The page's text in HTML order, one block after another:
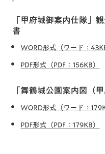
「甲府城御案内仕隊」
書
WORD形式（ワード：
PDF形式（PDF：156KB）
「舞鶴城公園案内図（甲
WORD形式（ワード：
PDF形式（PDF：179KB）